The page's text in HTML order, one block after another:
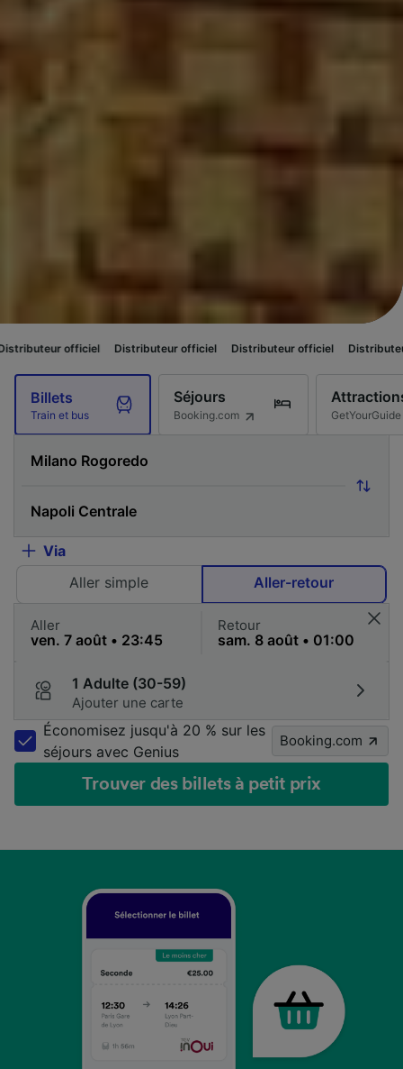
Distributeur officiel Distributeur officiel Distributeur officiel
Billets
Train et bus
Séjours
Booking.com GetYourGuide
Via
Aller simple
Aller-retour
Aller Retour
1 Adulte (30-59)
Ajouter une carte
Économisez jusqu'à 20 % sur les
séjours avec Genius
Booking.com
Trouver des billets à petit prix